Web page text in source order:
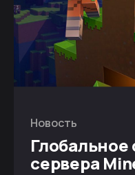
Новость
сервера